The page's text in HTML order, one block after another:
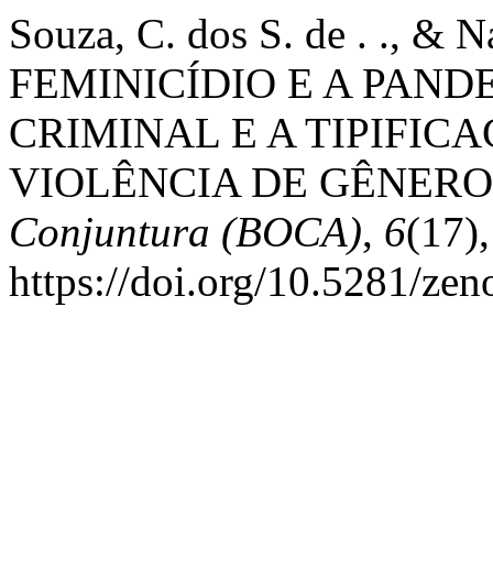
Souza, C. dos S. de . ., &
FEMINICÍDIO E A
CRIMINAL E A
VIOLÊNCIA DE
Conjuntura (BOCA), 6
https://doi.org/10.5281/